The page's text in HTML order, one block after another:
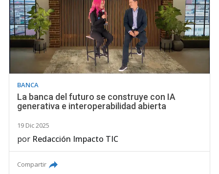
BANCA
La banca del futuro se construye con IA
generativa e interoperabilidad abierta
19 Dic 2025
por Redacción Impacto TIC
Compartir